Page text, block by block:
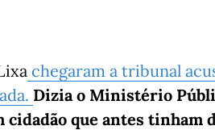
chegaram a tribunal
Dizia o Ministério
que antes tinham